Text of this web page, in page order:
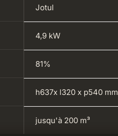
Jotul
4,9 kW
81%
h637x l320 x p540 mm
jusqu'à 200 m³